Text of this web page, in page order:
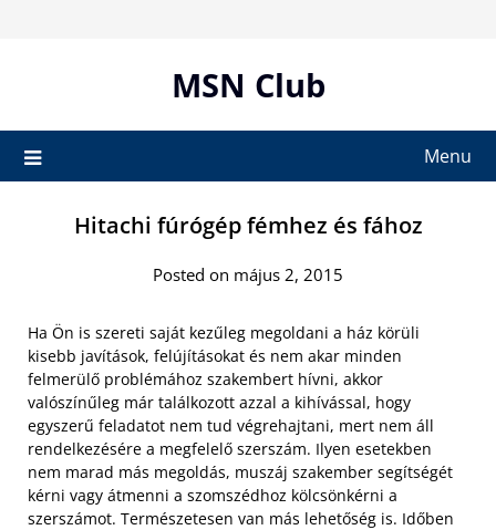
MSN Club
Menu
Hitachi fúrógép fémhez és fához
Posted on május 2, 2015
Ha Ön is szereti saját kezűleg megoldani a ház körüli
kisebb javítások, felújításokat és nem akar minden
felmerülő problémához szakembert hívni, akkor
valószínűleg már találkozott azzal a kihívással, hogy
egyszerű feladatot nem tud végrehajtani, mert nem áll
rendelkezésére a megfelelő szerszám. Ilyen esetekben
nem marad más megoldás, muszáj szakember segítségét
kérni vagy átmenni a szomszédhoz kölcsönkérni a
szerszámot. Természetesen van más lehetőség is. Időben